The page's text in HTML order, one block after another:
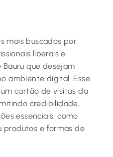
mais buscados por
liberais e
que desejam
ambiente digital. Esse
cartão de visitas da
credibilidade,
essenciais, como
produtos e formas de